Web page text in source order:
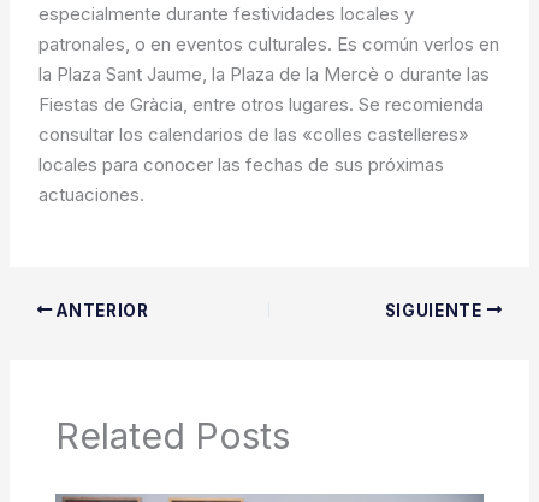
especialmente durante festividades locales y
patronales, o en eventos culturales. Es común verlos en
la Plaza Sant Jaume, la Plaza de la Mercè o durante las
Fiestas de Gràcia, entre otros lugares. Se recomienda
consultar los calendarios de las «colles castelleres»
locales para conocer las fechas de sus próximas
actuaciones.
ANTERIOR SIGUIENTE
Related Posts